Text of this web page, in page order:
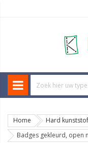
Home Hard
Badges gekleurd, open